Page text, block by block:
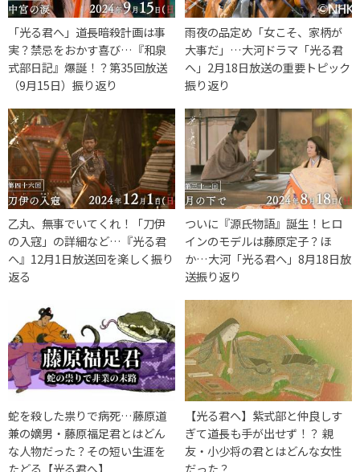
「光る君へ」道長暗殺計画は事
実？禁忌をおかす喜び…『和泉
式部日記』爆誕！？第35回放送
（9月15日）振り返り
雨夜の品定め「女こそ、家柄が
大事だ」…大河ドラマ「光る君
へ」2月18日放送の重要トピック
振り返り
乙丸、無事でいてくれ！「刀伊
の入寇」の詳細など…『光る君
へ』12月1日放送回を楽しく振り
返る
ついに『源氏物語』誕生！ヒロ
インのモデルは藤原定子？ほ
か…大河「光る君へ」8月18日放
送振り返り
蛇を殺した祟りで病死…藤原道
兼の嫡男・藤原福足君とはどん
な人物だった？その短い生涯を
たどる【光る君へ】
【光る君へ】紫式部と仲良しす
ぎて道長も手が出せず！？ 親
友・小少将の君とはどんな女性
だった？